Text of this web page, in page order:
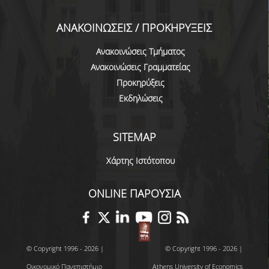
ΜΗΤΡΩΟ ΜΕΛΩΝ ΤΜΗΜΑΤΟΣ
ΠΡΟΠΤΥΧΙΑΚΕΣ ΣΠΟΥΔΕΣ
ΟΔΗΓΟΣ ΚΑΙ ΚΑΤΕΥΘΥΝΣΕΙΣ ΣΠΟΥΔΩΝ
ΜΑΘΗΜΑΤΑ ΠΡΟΓΡΑΜΜΑΤΟΣ ΣΠΟΥΔΩΝ
ΜΑΘΗΜΑΤΑ ΕΛΕΥΘΕΡΗΣ ΕΠΙΛΟΓΗΣ ΑΠΟ
ΑΛΛΑ ΤΜΗΜΑΤΑ
ΒΡΑΒΕΙΑ ΕΡΓΑΣΙΩΝ
ΠΡΑΚΤΙΚΗ ΑΣΚΗΣΗ ΚΑΙ ΠΤΥΧΙΑΚΗ ΕΡΓΑΣΙΑ
ΑΝΑΚΟΙΝΩΣΕΙΣ / ΠΡΟΚΗΡΥΞΕΙΣ
Ανακοινώσεις Τμήματος
Ανακοινώσεις Γραμματείας
Προκηρύξεις
Εκδηλώσεις
SITEMAP
Χάρτης Ιστότοπου
ONLINE ΠΑΡΟΥΣΙΑ
© Copyright 1996 - 2026 |
Οικονομικό Πανεπιστήμιο
© Copyright 1996 - 2026 |
Athens University of Economics